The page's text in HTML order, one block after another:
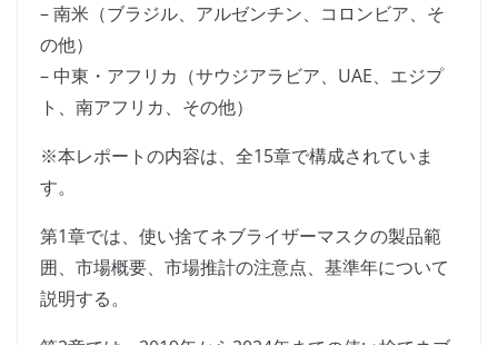
– 南米（ブラジル、アルゼンチン、コロンビア、そ
の他）
– 中東・アフリカ（サウジアラビア、UAE、エジプ
ト、南アフリカ、その他）
※本レポートの内容は、全15章で構成されていま
す。
第1章では、使い捨てネブライザーマスクの製品範
囲、市場概要、市場推計の注意点、基準年について
説明する。